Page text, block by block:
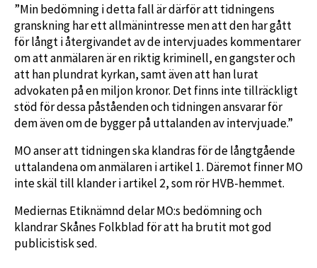
”Min bedömning i detta fall är därför att tidningens
granskning har ett allmänintresse men att den har gått
för långt i återgivandet av de intervjuades kommentarer
om att anmälaren är en riktig kriminell, en gangster och
att han plundrat kyrkan, samt även att han lurat
advokaten på en miljon kronor. Det finns inte tillräckligt
stöd för dessa påståenden och tidningen ansvarar för
dem även om de bygger på uttalanden av intervjuade.”
MO anser att tidningen ska klandras för de långtgående
uttalandena om anmälaren i artikel 1. Däremot finner MO
inte skäl till klander i artikel 2, som rör HVB-hemmet.
Mediernas Etiknämnd delar MO:s bedömning och
klandrar Skånes Folkblad för att ha brutit mot god
publicistisk sed.